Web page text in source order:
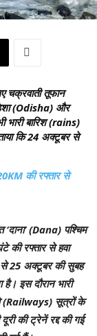
चक्रवाती तूफान
(Odisha) और
भारी बारिश (rains)
कि 24 अक्टूबर से
की रफ्तार से
(Dana) पश्चिम
की रफ्तार से हवा
25 अक्टूबर की सुबह
इस दौरान भारी
(Railways) सूत्रों के
की ट्रेनें रद्द की गई